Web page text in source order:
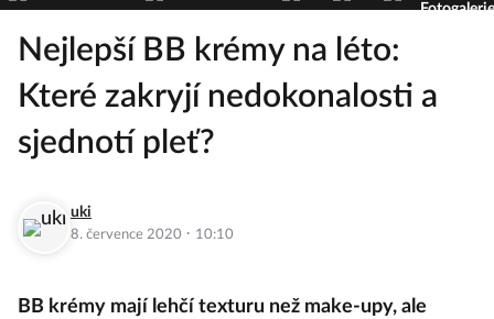
Fotogalerie
Nejlepší BB krémy na léto:
Které zakryjí nedokonalosti a
sjednotí pleť?
uki
8. července 2020 · 10:10
BB krémy mají lehčí texturu než make-upy, ale